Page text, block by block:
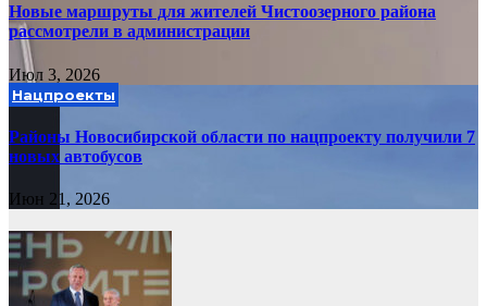
Новые маршруты для жителей Чистоозерного района
рассмотрели в администрации
Июл 3, 2026
Нацпроекты
Районы Новосибирской области по нацпроекту получили 7
новых автобусов
Июн 21, 2026